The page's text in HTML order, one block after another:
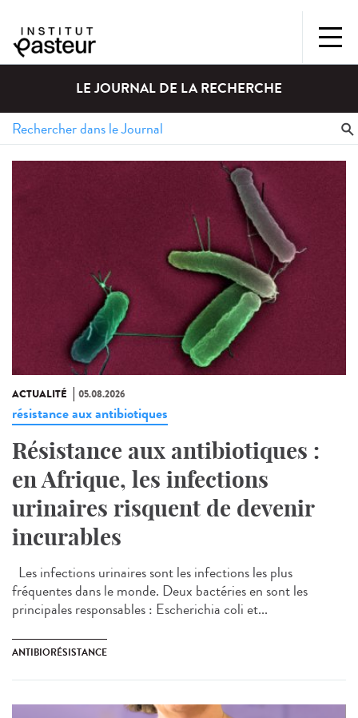
LE JOURNAL DE LA RECHERCHE
ACTUALITÉ 05.08.2026
résistance aux antibiotiques
Résistance aux antibiotiques :
en Afrique, les infections
urinaires risquent de devenir
incurables
Les infections urinaires sont les infections les plus
fréquentes dans le monde. Deux bactéries en sont les
principales responsables : Escherichia coli et...
ANTIBIORÉSISTANCE